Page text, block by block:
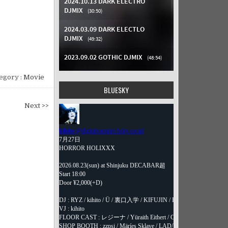
: Movie
Next >>
BLUESKY